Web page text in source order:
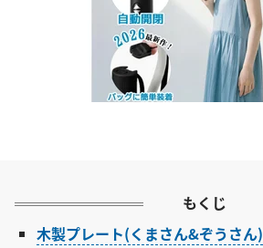
もくじ
木製プレート(くまさん&ぞうさん)